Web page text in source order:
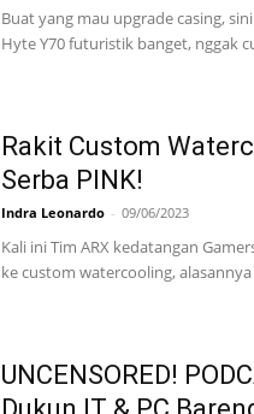
Buat yang mau upgrade casing,
Hyte Y70 futuristik banget, nggak
Rakit Custom
Serba PINK!
Indra Leonardo - 09/06/2023
Kali ini Tim ARX kedatangan
ke custom watercooling,
UNCENSORED!